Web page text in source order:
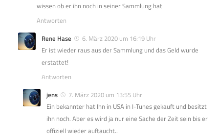
wissen ob er ihn noch in seiner Sammlung hat
Antworten
Rene Hase
6. März 2020 um 16:19 Uhr
Er ist wieder raus aus der Sammlung und das Geld wurde
erstattet!
Antworten
jens
7. März 2020 um 13:55 Uhr
Ein bekannter hat Ihn in USA in I-Tunes gekauft und besitzt
ihn noch. Aber es wird ja nur eine Sache der Zeit sein bis er
offiziell wieder auftaucht..